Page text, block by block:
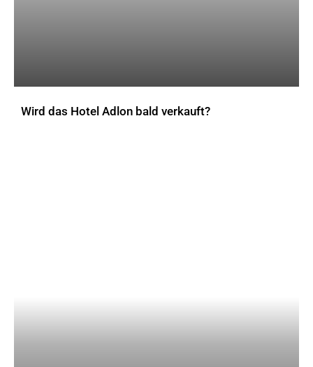
Wird das Hotel Adlon bald verkauft?